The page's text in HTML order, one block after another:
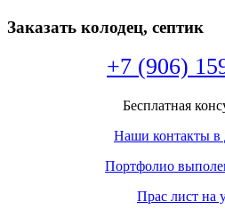
Заказать колодец, септик
+7 (906)
Бесплатная
Наши контакты в
Портфолио
Прас лист на